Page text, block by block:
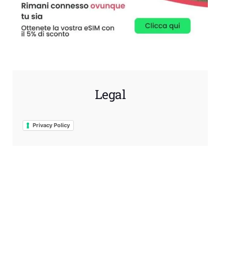
Legal
Privacy Policy